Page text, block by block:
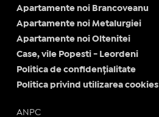
Apartamente noi Brancoveanu
Apartamente noi Metalurgiei
Apartamente noi Oltenitei
Case, vile Popesti - Leordeni
Politica de confidențialitate
Politica privind utilizarea cookies
ANPC